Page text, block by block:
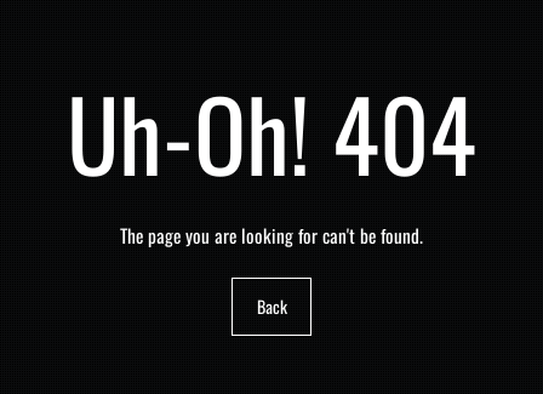
Uh-Oh! 404
The page you are looking for can't be found.
Back